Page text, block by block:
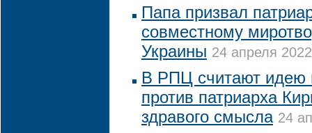
Папа призвал
совместному
Украины 24 апреля
В РПЦ считают идею
против патриарха
здравого смысла 24